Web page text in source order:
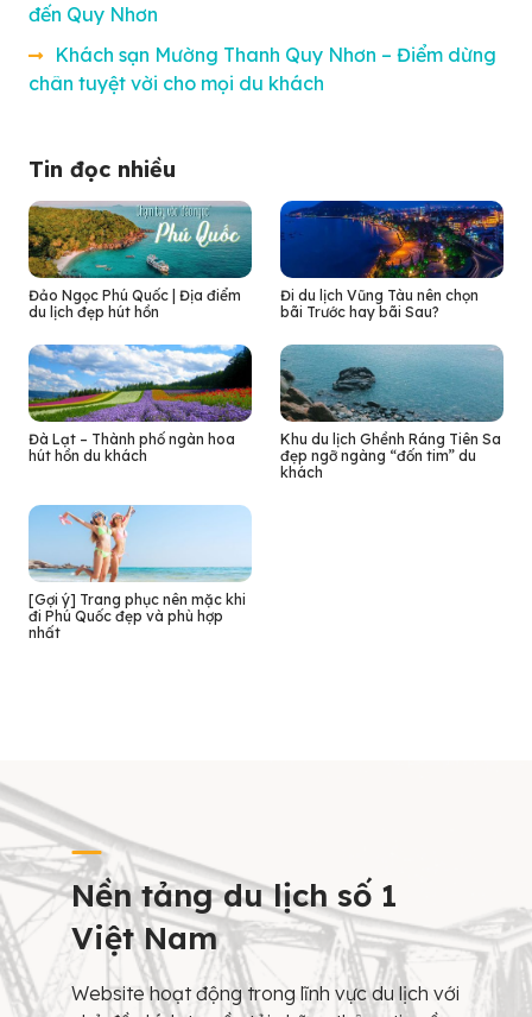
đến Quy Nhơn
Khách sạn Mường Thanh Quy Nhơn – Điểm dừng
chân tuyệt vời cho mọi du khách
Tin đọc nhiều
Đảo Ngọc Phú Quốc | Địa điểm
du lịch đẹp hút hồn
Đi du lịch Vũng Tàu nên chọn
bãi Trước hay bãi Sau?
Đà Lạt – Thành phố ngàn hoa
hút hồn du khách
Khu du lịch Ghềnh Ráng Tiên Sa
đẹp ngỡ ngàng “đốn tim” du
khách
[Gợi ý] Trang phục nên mặc khi
đi Phú Quốc đẹp và phù hợp
nhất
Nền tảng du lịch số 1
Việt Nam
Website hoạt động trong lĩnh vực du lịch với